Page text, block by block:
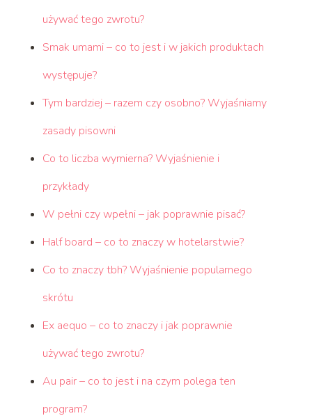
używać tego zwrotu?
Smak umami – co to jest i w jakich produktach
występuje?
Tym bardziej – razem czy osobno? Wyjaśniamy
zasady pisowni
Co to liczba wymierna? Wyjaśnienie i
przykłady
W pełni czy wpełni – jak poprawnie pisać?
Half board – co to znaczy w hotelarstwie?
Co to znaczy tbh? Wyjaśnienie popularnego
skrótu
Ex aequo – co to znaczy i jak poprawnie
używać tego zwrotu?
Au pair – co to jest i na czym polega ten
program?